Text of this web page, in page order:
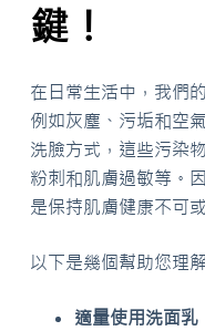
鍵！
在日常生活中，我們
例如灰塵、污垢和空
洗臉方式，這些污染
粉刺和肌膚過敏等。
是保持肌膚健康不可
以下是幾個幫助您理
適量使用洗面乳